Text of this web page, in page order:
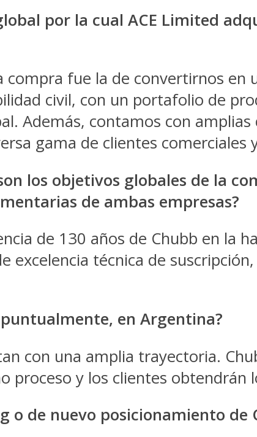
por la cual ACE Limited
compra fue la de convertirnos
civil, con un portafolio de
Además, contamos con
gama de clientes comerciales
los objetivos globales de la
de ambas empresas?
de 130 años de Chubb en la
excelencia técnica de
en Argentina?
con una amplia trayectoria.
proceso y los clientes obtendrán
o de nuevo posicionamiento